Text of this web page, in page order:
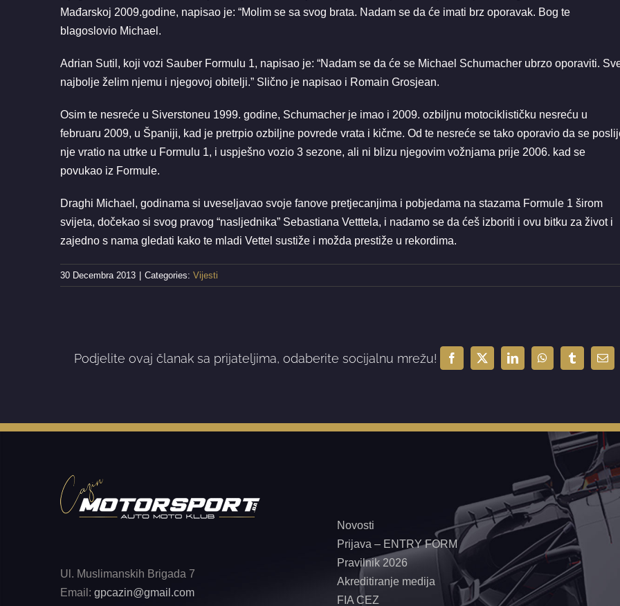
Mađarskoj 2009.godine, napisao je: “Molim se sa svog brata. Nadam se da će imati brz oporavak. Bog te
blagoslovio Michael.
Adrian Sutil, koji vozi Sauber Formulu 1, napisao je: “Nadam se da će se Michael Schumacher ubrzo oporaviti.
najbolje želim njemu i njegovoj obitelji.” Slično je napisao i Romain Grosjean.
Osim te nesreće u Siverstoneu 1999. godine, Schumacher je imao i 2009. ozbiljnu motociklističku nesreću u
februaru 2009, u Španiji, kad je pretrpio ozbiljne povrede vrata i kičme. Od te nesreće se tako oporavio da se
nje vratio na utrke u Formulu 1, i uspješno vozio 3 sezone, ali ni blizu njegovim vožnjama prije 2006. kad se
povukao iz Formule.
Draghi Michael, godinama si uveseljavao svoje fanove pretjecanjima i pobjedama na stazama Formule 1 širom
svijeta, dočekao si svog pravog “nasljednika” Sebastiana Vetttela, i nadamo se da ćeš izboriti i ovu bitku za život i
zajedno s nama gledati kako te mladi Vettel sustiže i možda prestiže u rekordima.
30 Decembra 2013 Categories: Vijesti
Podjelite ovaj članak sa prijateljima, odaberite socijalnu mrežu! Facebook
X LinkedInWhatsAppTumblr
Ul. Muslimanskih Brigada 7
Email: gpcazin@gmail.com
Novosti
Prijava – ENTRY FORM
Pravilnik 2026
Akreditiranje medija
FIA CEZ